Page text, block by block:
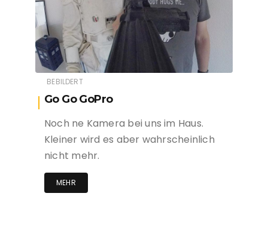
BEBILDERT
Go Go GoPro
Noch ne Kamera bei uns im Haus.
Kleiner wird es aber wahrscheinlich
nicht mehr.
MEHR